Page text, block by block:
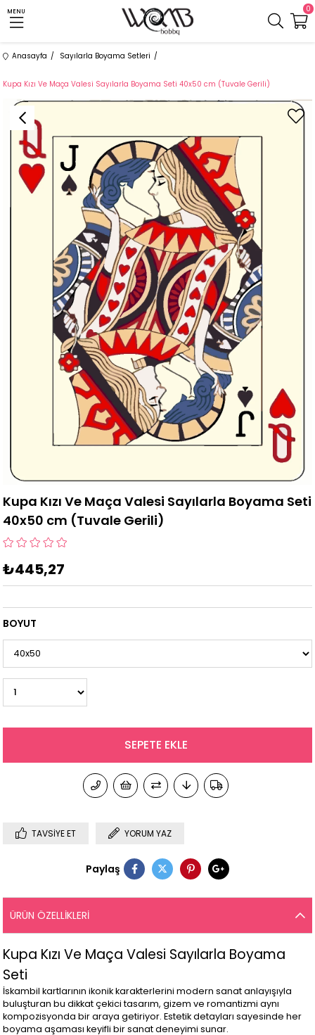
MENU 0
Anasayfa Sayılarla Boyama Setleri
Kupa Kızı Ve Maça Valesi Sayılarla Boyama Seti 40x50 cm (Tuvale Gerili)
Kupa Kızı Ve Maça Valesi Sayılarla Boyama Seti
40x50 cm (Tuvale Gerili)
₺445,27
BOYUT
TAVSIYE ET YORUM YAZ
Paylaş
ÜRÜN ÖZELLIKLERI
Kupa Kızı Ve Maça Valesi Sayılarla Boyama
Seti
İskambil kartlarının ikonik karakterlerini modern sanat anlayışıyla
buluşturan bu dikkat çekici tasarım, gizem ve romantizmi aynı
kompozisyonda bir araya getiriyor. Estetik detayları sayesinde her
boyama aşaması keyifli bir sanat deneyimi sunar.